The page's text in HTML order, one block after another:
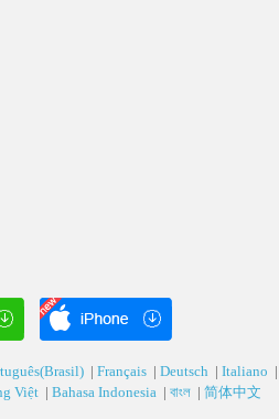
| Français | Deutsch‎ | Italiano |
Việt | Bahasa Indonesia | বাংল | 简体中文